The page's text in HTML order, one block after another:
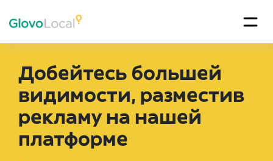
Добейтесь большей
видимости, разместив
рекламу на нашей
платформе